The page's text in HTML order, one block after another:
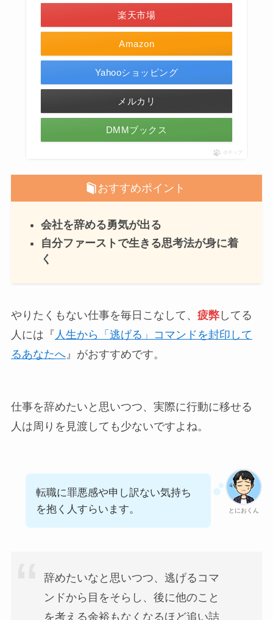
Amazon
楽天市場
Yahooショッピング
メルカリ
DMMブックス
ポチップ
おすすめポイント
会社を辞める勇気が出る
自分ファーストで生きる思考法が身に着
く
やりたくもない仕事を毎日こなして、 疲弊してる
人には『 人生から「逃げる」コマンドを封印して
るあなたへ』がおすすめです。
仕事を辞めたいと思いつつ、実際に行動に移せる
人は周りを見渡しても少ないですよね。
とにおくん
転職に罪悪感や申し訳ない気持ち
を抱く人すらいます。
辞めたいなと思いつつ、逃げるコマ
ンドから目をそらし、後に他のこと
を考える余裕もなくなるほど追い詰